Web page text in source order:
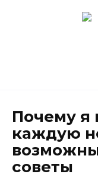
Почему я
каждую
советы